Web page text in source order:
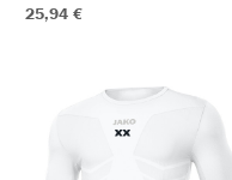
25,94 €